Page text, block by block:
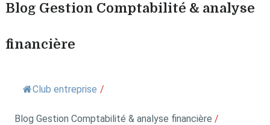
Blog Gestion Comptabilité & analyse
financière
Club entreprise /
Blog Gestion Comptabilité & analyse financière /